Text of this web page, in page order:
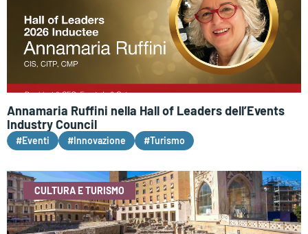
Annamaria Ruffini nella Hall of Leaders dell’Events
Industry Council
#Eventi #Innovazione #Turismo
CULTURA E TURISMO